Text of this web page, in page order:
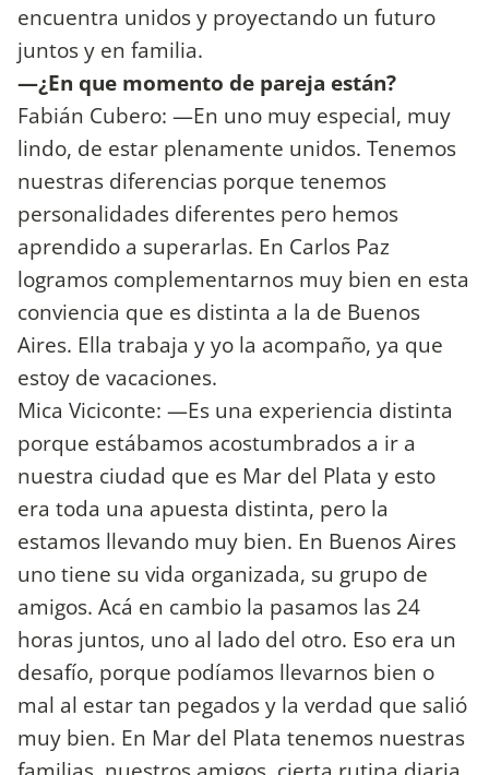
encuentra unidos y proyectando un futuro
juntos y en familia.
—¿En que momento de pareja están?
Fabián Cubero: —En uno muy especial, muy
lindo, de estar plenamente unidos. Tenemos
nuestras diferencias porque tenemos
personalidades diferentes pero hemos
aprendido a superarlas. En Carlos Paz
logramos complementarnos muy bien en esta
conviencia que es distinta a la de Buenos
Aires. Ella trabaja y yo la acompaño, ya que
estoy de vacaciones.
Mica Viciconte: —Es una experiencia distinta
porque estábamos acostumbrados a ir a
nuestra ciudad que es Mar del Plata y esto
era toda una apuesta distinta, pero la
estamos llevando muy bien. En Buenos Aires
uno tiene su vida organizada, su grupo de
amigos. Acá en cambio la pasamos las 24
horas juntos, uno al lado del otro. Eso era un
desafío, porque podíamos llevarnos bien o
mal al estar tan pegados y la verdad que salió
muy bien. En Mar del Plata tenemos nuestras